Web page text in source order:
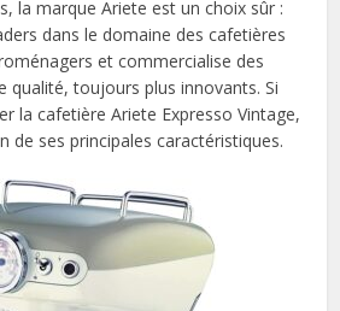
la marque Ariete est un choix sûr :
dans le domaine des cafetières
et commercialise des
qualité, toujours plus innovants. Si
la cafetière Ariete Expresso Vintage,
de ses principales caractéristiques.